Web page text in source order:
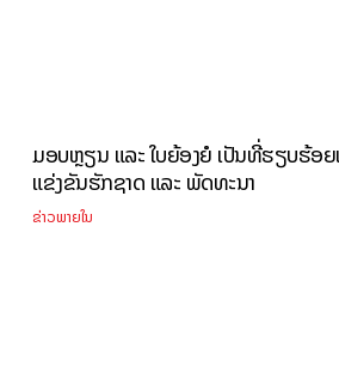
ມອບຫຼຽນ ແລະ ໃບຍ້ອງຍໍ ເປັນທີ່ຮຽບຮ້ອຍ
ແຂ່ງຂັນຮັກຊາດ ແລະ ພັດທະນາ
ຂ່າວພາຍໃນ